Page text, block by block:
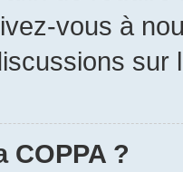
vous à
sur
COPPA ?